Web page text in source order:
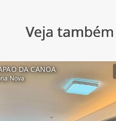
Veja também
DA CANOA
Nova